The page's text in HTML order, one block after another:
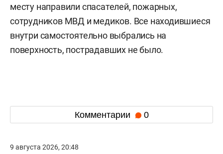
месту направили спасателей, пожарных,
сотрудников МВД и медиков. Все находившиеся
внутри самостоятельно выбрались на
поверхность, пострадавших не было.
Комментарии 0
9 августа 2026, 20:48